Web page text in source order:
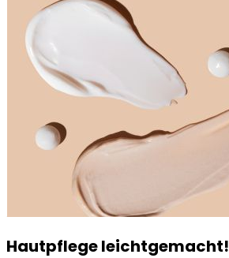
Hautpflege leichtgemacht!